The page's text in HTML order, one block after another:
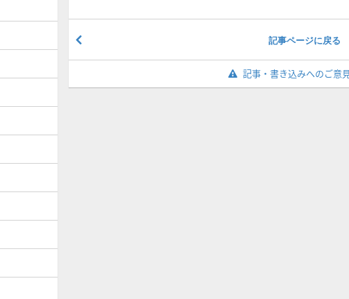
記事ページに戻る
記事・書き込みへのご意